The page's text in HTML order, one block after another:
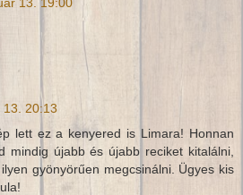
13. 20:13
lett ez a kenyered is Limara! Honnan
mindig újabb és újabb reciket kitalálni,
gyönyörűen megcsinálni. Ügyes kis